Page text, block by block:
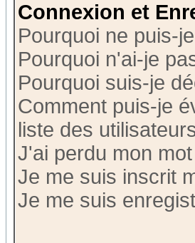
Connexion et
Pourquoi ne puis-
Pourquoi n'ai-je
Pourquoi suis-je
Comment puis-je
liste des
J'ai perdu mon
Je me suis inscrit
Je me suis